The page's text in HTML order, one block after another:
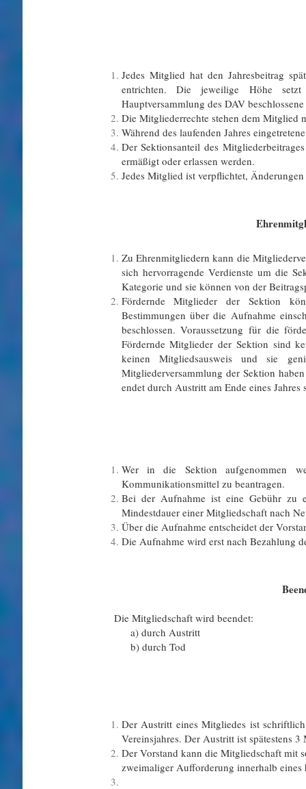
Jedes Mitglied hat den Jahresbeitrag
entrichten. Die jeweilige Höhe
Hauptversammlung des DAV
Die Mitgliederrechte stehen dem Mitglied
Während des laufenden Jahres
Der Sektionsanteil des
ermäßigt oder erlassen werden.
Jedes Mitglied ist verpflichtet,
Zu Ehrenmitgliedern kann die
sich hervorragende Verdienste um die
Kategorie und sie können von der
Fördernde Mitglieder der Sektion
Bestimmungen über die Aufnahme
beschlossen. Voraussetzung für die
Fördernde Mitglieder der Sektion sind
keinen Mitgliedsausweis und sie
Mitgliederversammlung der Sektion
endet durch Austritt am Ende eines
Wer in die Sektion aufgenommen
Kommunikationsmittel zu beantragen.
Bei der Aufnahme ist eine Gebühr zu
Mindestdauer einer Mitgliedschaft nach
Über die Aufnahme entscheidet der
Die Aufnahme wird erst nach Bezahlung
Die Mitgliedschaft wird beendet:
a) durch Austritt c)
b) durch Tod d)
Der Austritt eines Mitgliedes ist
Vereinsjahres. Der Austritt ist spätestens
Der Vorstand kann die Mitgliedschaft mit
zweimaliger Aufforderung innerhalb eines